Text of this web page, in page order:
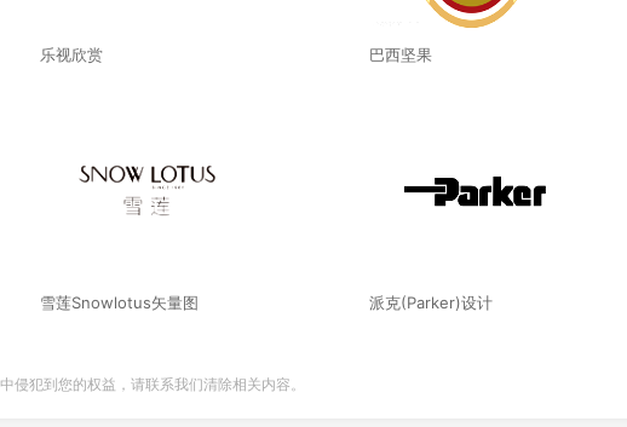
乐视欣赏 巴西坚果
雪莲Snowlotus矢量图 派克(Parker)设计
侵犯到您的权益，请联系我们清除相关内容。